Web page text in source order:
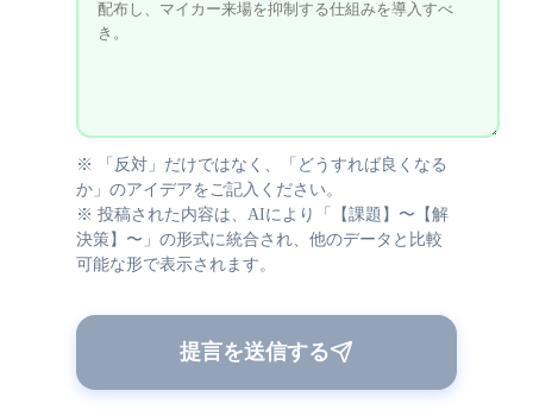
※ 「反対」だけではなく、「どうすれば良くなる
か」のアイデアをご記入ください。
※ 投稿された内容は、AIにより「【課題】〜【解
決策】〜」の形式に統合され、他のデータと比較
可能な形で表示されます。
提言を送信する